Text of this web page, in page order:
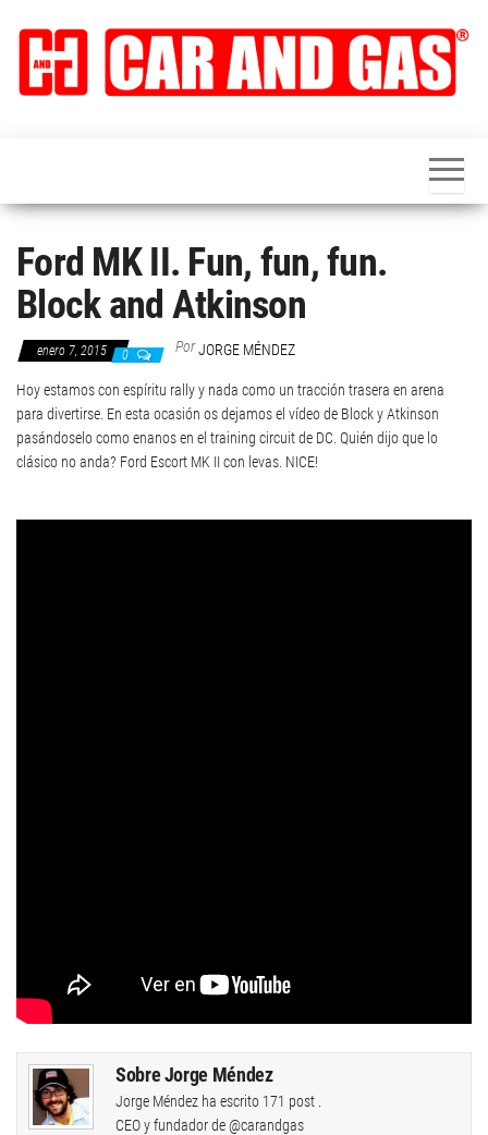
contenido
diferente.
Fórmula 1,
competición,
novedades
del sector y
Trufa Cars:
dedicado a
coches de la
historia
Ford MK II. Fun, fun, fun.
Block and Atkinson
enero 7, 2015 0 PorJORGE MÉNDEZ
Hoy estamos con espíritu rally y nada como un tracción trasera en arena
para divertirse. En esta ocasión os dejamos el vídeo de Block y Atkinson
pasándoselo como enanos en el training circuit de DC. Quién dijo que lo
clásico no anda? Ford Escort MK II con levas. NICE!
Sobre Jorge Méndez
Jorge Méndez ha escrito 171 post .
CEO y fundador de @carandgas